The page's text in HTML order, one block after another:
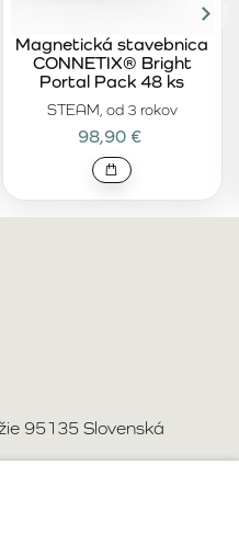
STEAM, od 3 rokov
Magnetická stavebnica
CONNETIX® Bright
Portal Pack 48 ks
98,90 €
95135 Slovenská